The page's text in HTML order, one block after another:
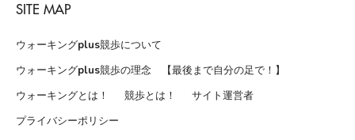
SITE MAP
ウォーキングplus競歩について
ウォーキングplus競歩の理念 【最後まで自分の足で！】
ウォーキングとは！
競歩とは！
サイト運営者
プライバシーポリシー